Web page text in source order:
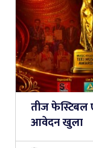
तीज फेस्टिबल
आवेदन खुला